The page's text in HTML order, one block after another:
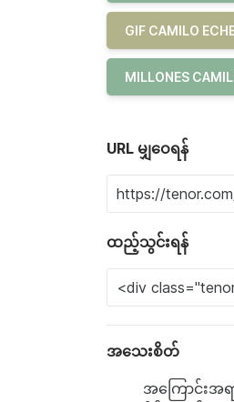
GIF CAMILO
MILLONES
URL မျှဝေရန်
ထည့်သွင်းရန်
အသေးစိတ်
အကြောင်းအရ